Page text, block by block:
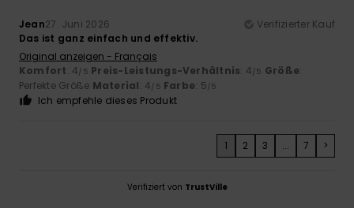
Jean27. Juni 2026
Verifizierter Kauf
Das ist ganz einfach und effektiv.
Original anzeigen - Français
Komfort: 4/5 Preis-Leistungs-Verhältnis: 4/5 Größe:
Perfekte Größe Material: 4/5 Farbe: 5/5
Ich empfehle dieses Produkt
1 2 3 ... 7 >
Verifiziert von TrustVille